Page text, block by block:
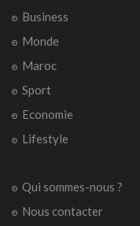
Business
Monde
Maroc
Sport
Economie
Lifestyle
Qui sommes-nous ?
Nous contacter